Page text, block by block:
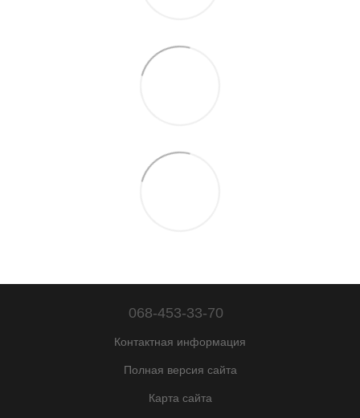
068-453-33-70
Контактная информация
Полная версия сайта
Карта сайта